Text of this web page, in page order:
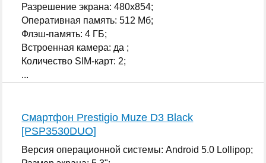
Разрешение экрана: 480x854;
Оперативная память: 512 Мб;
Флэш-память: 4 ГБ;
Встроенная камера: да ;
Количество SIM-карт: 2;
...
Смартфон Prestigio Muze D3 Black
[PSP3530DUO]
Версия операционной системы: Android 5.0 Lollipop;